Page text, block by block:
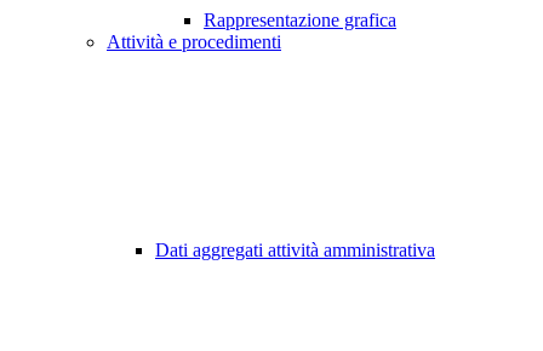
Rappresentazione grafica
Attività e procedimenti
Dati aggregati attività amministrativa